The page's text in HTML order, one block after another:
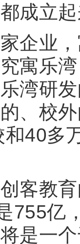
成立
业，
寓乐
湾研
、校
40多
教育
755亿
是一